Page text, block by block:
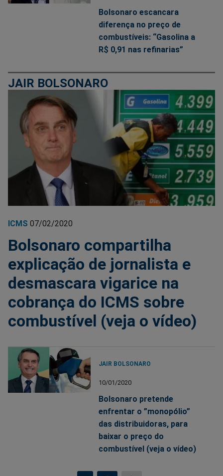
Bolsonaro escancara
diferença no preço de
combustíveis: “Gasolina a
R$ 0,91 nas refinarias”
JAIR BOLSONARO
ICMS 07/02/2020
Bolsonaro compartilha
explicação de jornalista e
desmascara vigarice na
cobrança do ICMS sobre
combustível (veja o vídeo)
JAIR BOLSONARO
10/01/2020
Bolsonaro pretende
enfrentar o ”monopólio”
das distribuidoras, para
baixar o preço do
combustível (veja o vídeo)